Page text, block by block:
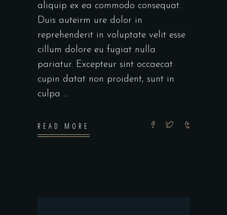
aliquip ex ea commodo consequat.
Duis auteirm ure dolor in
reprehenderit in voluptate velit esse
cillum dolore eu fugiat nulla
pariatur. Excepteur sint occaecat
cupin datat non proident, sunt in
culpa
READ MORE